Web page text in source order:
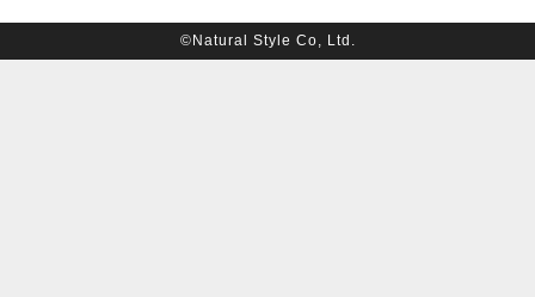
©Natural Style Co, Ltd.